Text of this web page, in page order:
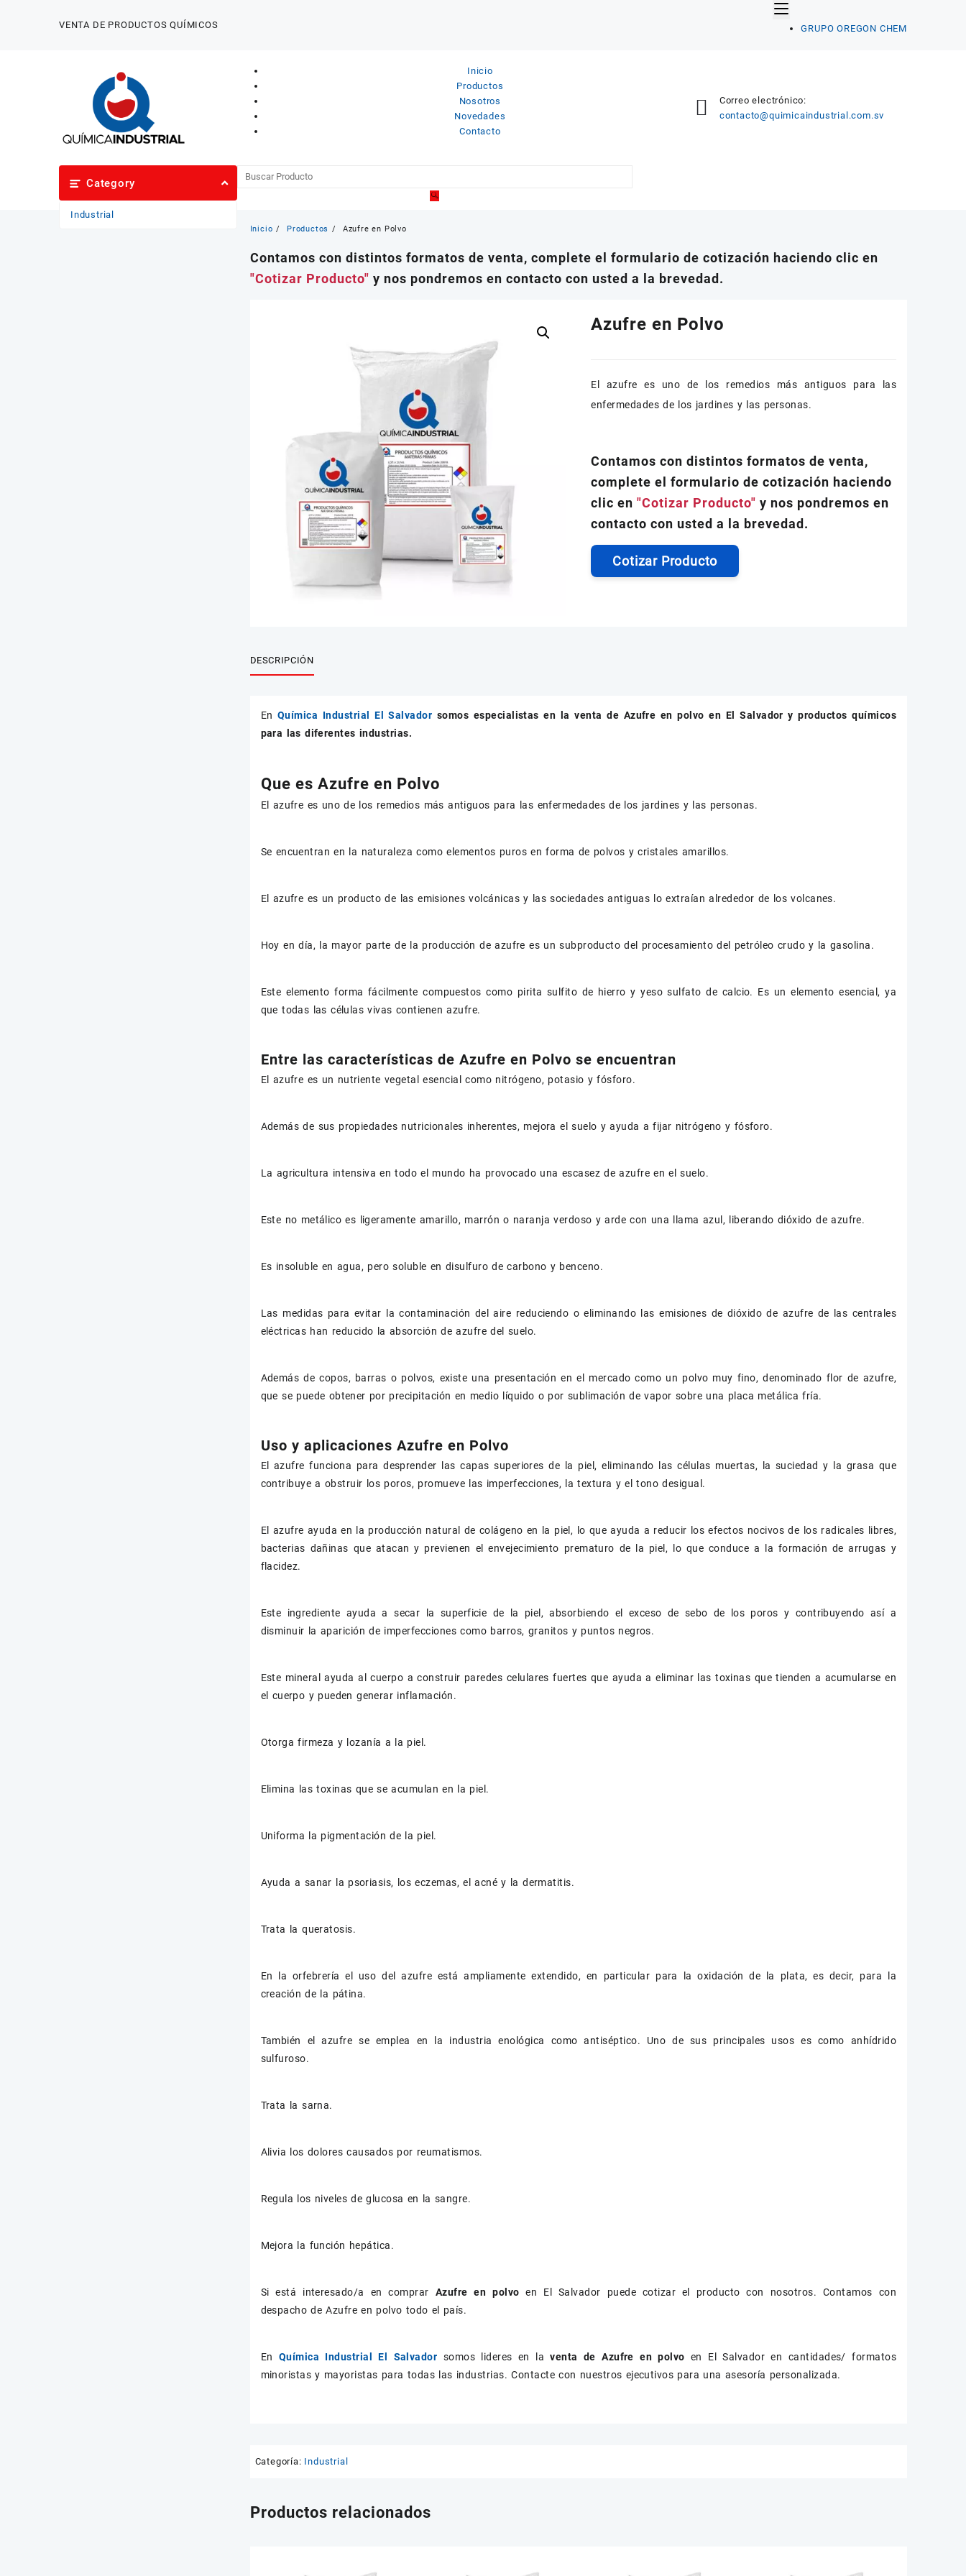
VENTA DE PRODUCTOS QUÍMICOS GRUPO OREGON CHEM
Inicio
Productos
Nosotros
Novedades
Contacto
Correo electrónico:
contacto@quimicaindustrial.com.sv
Category
Industrial
Inicio Productos Azufre en Polvo
Contamos con distintos formatos de venta, complete el formulario de cotización haciendo clic en
"Cotizar Producto" y nos pondremos en contacto con usted a la brevedad.
Azufre en Polvo
El azufre es uno de los remedios más antiguos para las
enfermedades de los jardines y las personas.
Contamos con distintos formatos de venta,
complete el formulario de cotización haciendo
clic en"Cotizar Producto" y nos pondremos en
contacto con usted a la brevedad.
Cotizar Producto
DESCRIPCIÓN
En Química Industrial El Salvador somos especialistas en la venta de Azufre en polvoen El Salvador y productos químicos
para las diferentes industrias.
Que es Azufre en Polvo
El azufre es uno de los remedios más antiguos para las enfermedades de los jardines y las personas.
Se encuentran en la naturaleza como elementos puros en forma de polvos y cristales amarillos.
El azufre es un producto de las emisiones volcánicas y las sociedades antiguas lo extraían alrededor de los volcanes.
Hoy en día, la mayor parte de la producción de azufre es un subproducto del procesamiento del petróleo crudo y la gasolina.
Este elemento forma fácilmente compuestos como pirita sulfito de hierro y yeso sulfato de calcio. Es un elemento esencial, ya
que todas las células vivas contienen azufre.
Entre las características de Azufre en Polvo se encuentran
El azufre es un nutriente vegetal esencial como nitrógeno, potasio y fósforo.
Además de sus propiedades nutricionales inherentes, mejora el suelo y ayuda a fijar nitrógeno y fósforo.
La agricultura intensiva en todo el mundo ha provocado una escasez de azufre en el suelo.
Este no metálico es ligeramente amarillo, marrón o naranja verdoso y arde con una llama azul, liberando dióxido de azufre.
Es insoluble en agua, pero soluble en disulfuro de carbono y benceno.
Las medidas para evitar la contaminación del aire reduciendo o eliminando las emisiones de dióxido de azufre de las centrales
eléctricas han reducido la absorción de azufre del suelo.
Además de copos, barras o polvos, existe una presentación en el mercado como un polvo muy fino, denominado flor de azufre,
que se puede obtener por precipitación en medio líquido o por sublimación de vapor sobre una placa metálica fría.
Uso y aplicaciones Azufre en Polvo
El azufre funciona para desprender las capas superiores de la piel, eliminando las células muertas, la suciedad y la grasa que
contribuye a obstruir los poros, promueve las imperfecciones, la textura y el tono desigual.
El azufre ayuda en la producción natural de colágeno en la piel, lo que ayuda a reducir los efectos nocivos de los radicales libres,
bacterias dañinas que atacan y previenen el envejecimiento prematuro de la piel, lo que conduce a la formación de arrugas y
flacidez.
Este ingrediente ayuda a secar la superficie de la piel, absorbiendo el exceso de sebo de los poros y contribuyendo así a
disminuir la aparición de imperfecciones como barros, granitos y puntos negros.
Este mineral ayuda al cuerpo a construir paredes celulares fuertes que ayuda a eliminar las toxinas que tienden a acumularse en
el cuerpo y pueden generar inflamación.
Otorga firmeza y lozanía a la piel.
Elimina las toxinas que se acumulan en la piel.
Uniforma la pigmentación de la piel.
Ayuda a sanar la psoriasis, los eczemas, el acné y la dermatitis.
Trata la queratosis.
En la orfebrería el uso del azufre está ampliamente extendido, en particular para la oxidación de la plata, es decir, para la
creación de la pátina.
También el azufre se emplea en la industria enológica como antiséptico. Uno de sus principales usos es como anhídrido
sulfuroso.
Trata la sarna.
Alivia los dolores causados por reumatismos.
Regula los niveles de glucosa en la sangre.
Mejora la función hepática.
Si está interesado/a en comprar Azufre en polvo en El Salvador puede cotizar el producto con nosotros. Contamos con
despacho de Azufre en polvo todo el país.
En Química Industrial El Salvador somos lideres en laventa de Azufre en polvoen El Salvador en cantidades/ formatos
minoristas y mayoristas para todas las industrias. Contacte con nuestros ejecutivos para una asesoría personalizada.
Categoría: Industrial
Productos relacionados